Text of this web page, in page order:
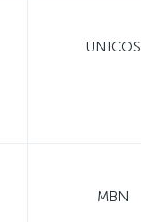
UNICOS
MBN